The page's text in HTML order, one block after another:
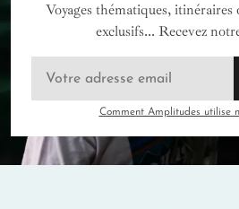
Voyages thématiques,
exclusifs... Recevez
Comment Amplitudes utilise